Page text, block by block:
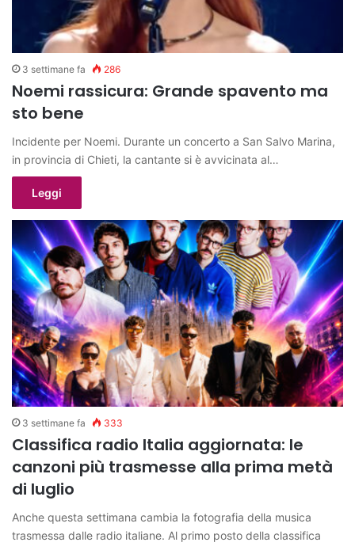
3 settimane fa 286
Noemi rassicura: Grande spavento ma
sto bene
Incidente per Noemi. Durante un concerto a San Salvo Marina,
in provincia di Chieti, la cantante si è avvicinata al…
Leggi
3 settimane fa 333
Classifica radio Italia aggiornata: le
canzoni più trasmesse alla prima metà
di luglio
Anche questa settimana cambia la fotografia della musica
trasmessa dalle radio italiane. Al primo posto della classifica